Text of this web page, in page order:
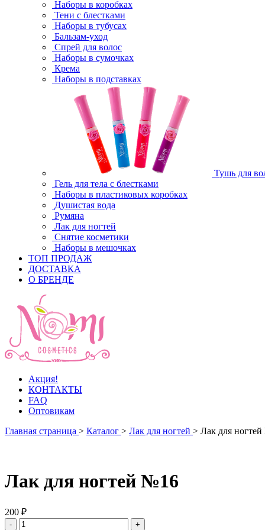
Наборы в коробках
Тени с блестками
Наборы в тубусах
Бальзам-уход
Спрей для волос
Наборы в сумочках
Крема
Наборы в подставках
Тушь для
Гель для тела с блестками
Наборы в пластиковых коробках
Душистая вода
Румяна
Лак для ногтей
Снятие косметики
Наборы в мешочках
ТОП ПРОДАЖ
ДОСТАВКА
О БРЕНДЕ
Акция!
КОНТАКТЫ
FAQ
Оптовикам
Главная страница > Каталог > Лак для ногтей > Лак для
Лак для ногтей №16
200 ₽
- +